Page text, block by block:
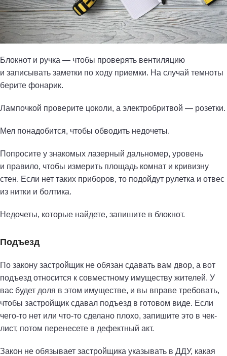
Блокнот и ручка — чтобы проверять вентиляцию
и записывать заметки по ходу приемки. На случай темноты
берите фонарик.
Лампочкой проверите цоколи, а электробритвой — розетки.
Мел понадобится, чтобы обводить недочеты.
Попросите у знакомых лазерный дальномер, уровень
и правило, чтобы измерить площадь комнат и кривизну
стен. Если нет таких приборов, то подойдут рулетка и отвес
из нитки и болтика.
Недочеты, которые найдете, запишите в блокнот.
Подъезд
По закону застройщик не обязан сдавать вам двор, а вот
подъезд относится к совместному имуществу жителей. У
вас будет доля в этом имуществе, и вы вправе требовать,
чтобы застройщик сдавал подъезд в готовом виде. Если
чего-то нет или что-то сделано плохо, запишите это в чек-
лист, потом перенесете в дефектный акт.
Закон не обязывает застройщика указывать в ДДУ, какая